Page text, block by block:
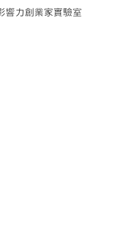
響力創業家實驗室